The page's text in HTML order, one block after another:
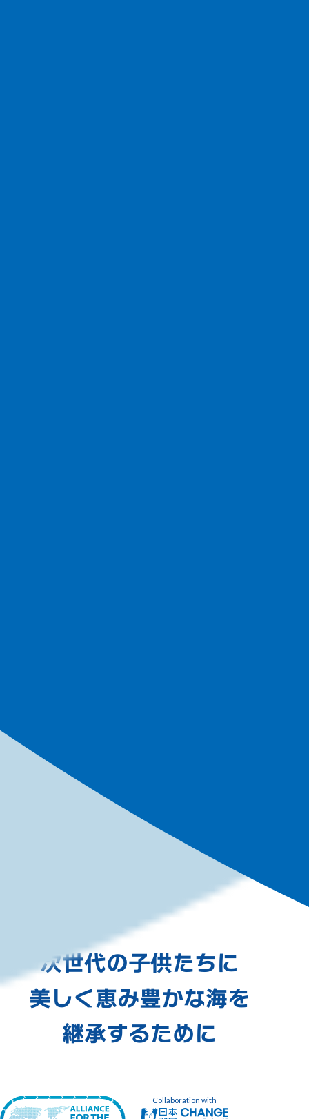
次世代の子供たちに
美しく恵み豊かな海を
継承するために
Collaboration with